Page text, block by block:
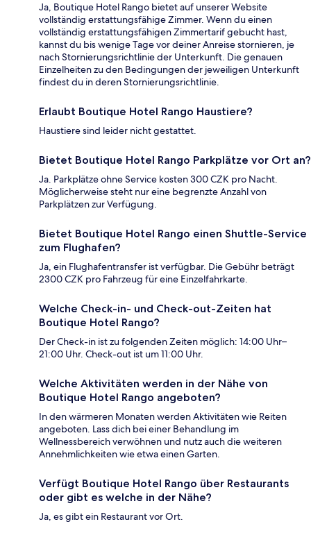
Ja, Boutique Hotel Rango bietet auf unserer Website
vollständig erstattungsfähige Zimmer. Wenn du einen
vollständig erstattungsfähigen Zimmertarif gebucht hast,
kannst du bis wenige Tage vor deiner Anreise stornieren, je
nach Stornierungsrichtlinie der Unterkunft. Die genauen
Einzelheiten zu den Bedingungen der jeweiligen Unterkunft
findest du in deren Stornierungsrichtlinie.
Erlaubt Boutique Hotel Rango Haustiere?
Haustiere sind leider nicht gestattet.
Bietet Boutique Hotel Rango Parkplätze vor Ort an?
Ja. Parkplätze ohne Service kosten 300 CZK pro Nacht.
Möglicherweise steht nur eine begrenzte Anzahl von
Parkplätzen zur Verfügung.
Bietet Boutique Hotel Rango einen Shuttle-Service
zum Flughafen?
Ja, ein Flughafentransfer ist verfügbar. Die Gebühr beträgt
2300 CZK pro Fahrzeug für eine Einzelfahrkarte.
Welche Check-in- und Check-out-Zeiten hat
Boutique Hotel Rango?
Der Check-in ist zu folgenden Zeiten möglich: 14:00 Uhr–
21:00 Uhr. Check-out ist um 11:00 Uhr.
Welche Aktivitäten werden in der Nähe von
Boutique Hotel Rango angeboten?
In den wärmeren Monaten werden Aktivitäten wie Reiten
angeboten. Lass dich bei einer Behandlung im
Wellnessbereich verwöhnen und nutz auch die weiteren
Annehmlichkeiten wie etwa einen Garten.
Verfügt Boutique Hotel Rango über Restaurants
oder gibt es welche in der Nähe?
Ja, es gibt ein Restaurant vor Ort.